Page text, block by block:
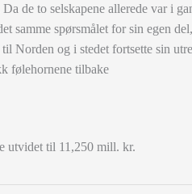
Da de to selskapene allerede var i
samme spørsmålet for sin egen
Norden og i stedet fortsette sin
følehornene tilbake
utvidet til 11,250 mill. kr.